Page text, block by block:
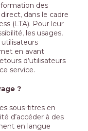
des
dans le cadre
(LTA). Pour leur
les usages,
en avant
d’utilisateurs
service.
?
sous-titres en
d’accéder à des
en langue